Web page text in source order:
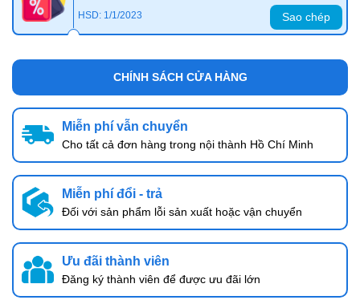
HSD: 1/1/2023
Sao chép
CHÍNH SÁCH CỬA HÀNG
Miễn phí vẫn chuyển
Cho tất cả đơn hàng trong nội thành Hồ Chí Minh
Miễn phí đổi - trả
Đối với sản phẩm lỗi sản xuất hoặc vận chuyển
Ưu đãi thành viên
Đăng ký thành viên để được ưu đãi lớn